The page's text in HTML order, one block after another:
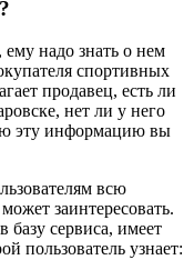
надо знать о нем
спортивных
продавец, есть ли
нет ли у него
эту информацию вы
всю
заинтересовать.
базу сервиса, имеет
пользователь узнает: